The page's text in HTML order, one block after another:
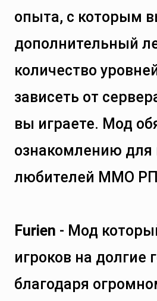
опыта, с которым
дополнительный
количество
зависеть от
вы играете. Мод
ознакомлению для
любителей ММО
Furien - Мод
игроков на долгие
благодаря